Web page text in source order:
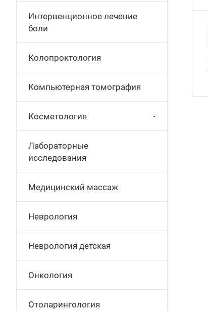
Интервенционное лечение
боли
Колопроктология
Компьютерная томография
Косметология
Лабораторные
исследования
Медицинский массаж
Неврология
Неврология детская
Онкология
Отоларингология